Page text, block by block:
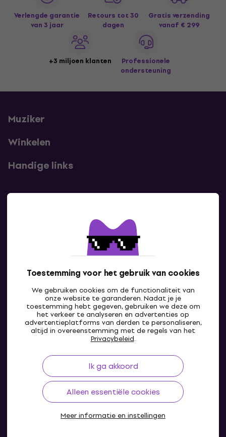
Toestemming voor het gebruik van cookies
We gebruiken cookies om de functionaliteit van
onze website te garanderen. Nadat je je
toestemming hebt gegeven, gebruiken we deze om
het verkeer te analyseren en advertenties op
advertentieplatforms van derden te personaliseren,
altijd in overeenstemming met de regels van het
Privacybeleid.
Ik ga akkoord
Alleen essentiële cookies
Meer informatie en instellingen
Verlengde garantie
van 3 jaar
Retours tot 30
dagen
Gratis verzending
vanaf € 299
+3 miljoen klanten
Professionele
ondersteuning
Muziker
Winkelen
Handige links
Neem contact met ons op
BE